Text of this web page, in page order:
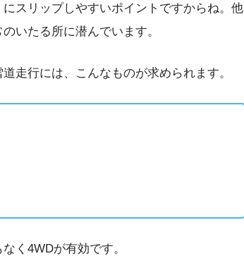
スリップしやすいポイントですからね。他
いたる所に潜んでいます。
走行には、こんなものが求められます。
く4WDが有効です。